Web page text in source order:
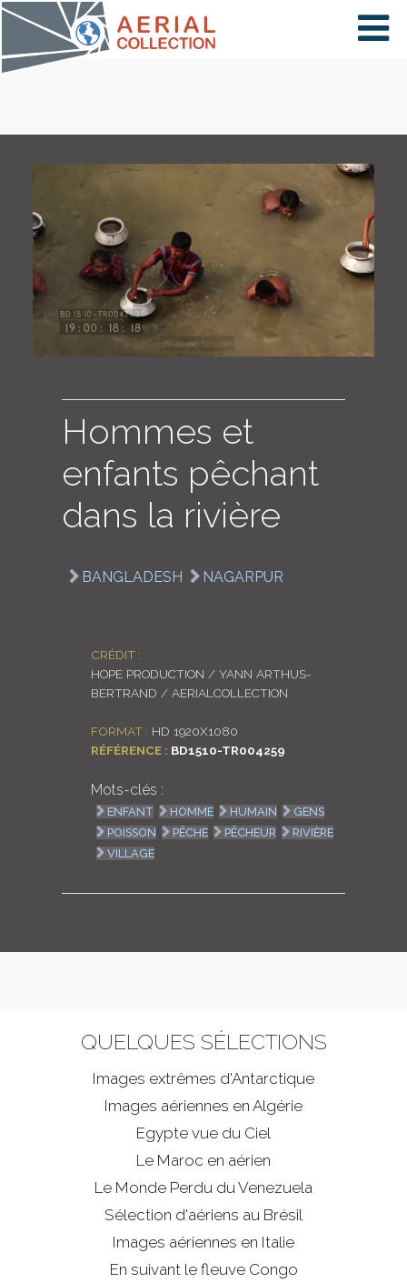
×
PAYS
CARTE
COLLECTIONS
ENGLISH
Hommes et
enfants pêchant
dans la rivière
BANGLADESH NAGARPUR
CRÉDIT :
HOPE PRODUCTION / YANN ARTHUS-
BERTRAND / AERIALCOLLECTION
FORMAT : HD 1920X1080
RÉFÉRENCE : BD1510-TR004259
Mots-clés :
ENFANT HOMME HUMAIN
GENS
POISSON
PÊCHE PÊCHEUR
RIVIÈRE
VILLAGE
QUELQUES SÉLECTIONS
Images extrêmes d'Antarctique
Images aériennes en Algérie
Egypte vue du Ciel
Le Maroc en aérien
Le Monde Perdu du Venezuela
Sélection d'aériens au Brésil
Images aériennes en Italie
En suivant le fleuve Congo